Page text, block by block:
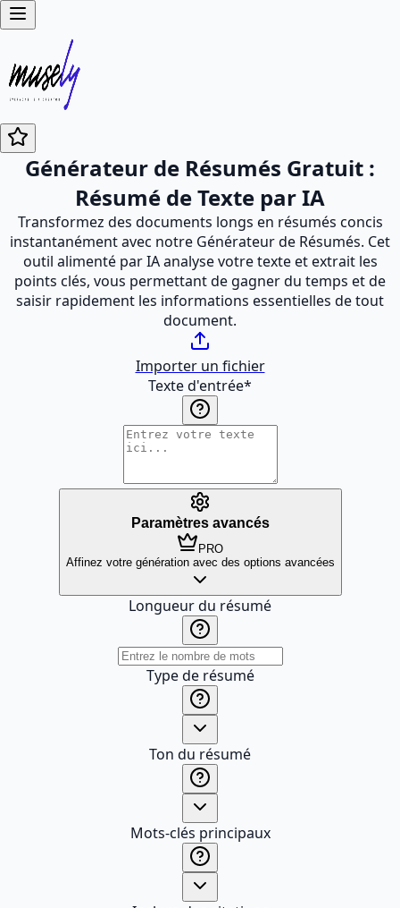
Générateur de Résumés Gratuit :
Résumé de Texte par IA
Transformez des documents longs en résumés concis
instantanément avec notre Générateur de Résumés. Cet
outil alimenté par IA analyse votre texte et extrait les
points clés, vous permettant de gagner du temps et de
saisir rapidement les informations essentielles de tout
document.
Importer un fichier
Texte d'entrée*
Paramètres avancés
PRO
Affinez votre génération avec des options avancées
Longueur du résumé
Type de résumé
Ton du résumé
Mots-clés principaux